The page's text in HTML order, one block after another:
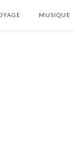
MUSIQUE